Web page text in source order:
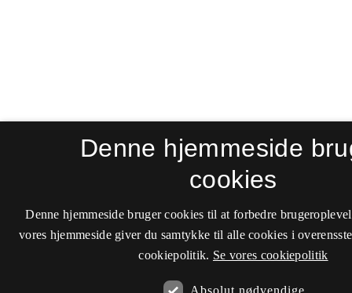
Denne hjemmeside
cookies
Denne hjemmeside bruger cookies til at forbedre
vores hjemmeside giver du samtykke til alle cookies i
cookiepolitik. Se vores cookiepolitik
Absolut nødvendige